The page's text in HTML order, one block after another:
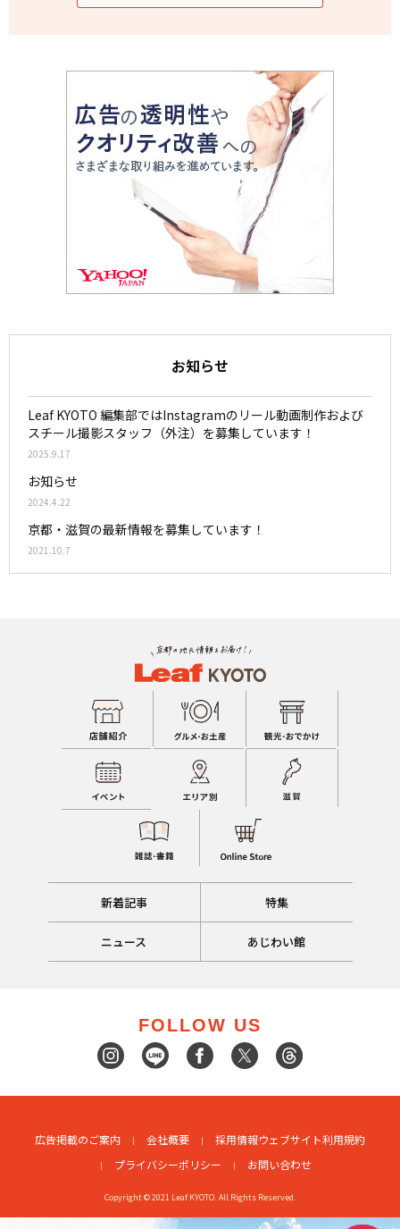
お知らせ
Leaf KYOTO 編集部ではInstagramのリール動画制作および
スチール撮影スタッフ（外注）を募集しています！
2025.9.17
お知らせ
2024.4.22
京都・滋賀の最新情報を募集しています！
2021.10.7
新着記事 特集
ニュース あじわい館
FOLLOW US
広告掲載のご案内 会社概要 採用情報ウェブサイト利用規約
プライバシーポリシー
お問い合わせ
Copyright © 2021 Leaf KYOTO. All Rights Reserved.